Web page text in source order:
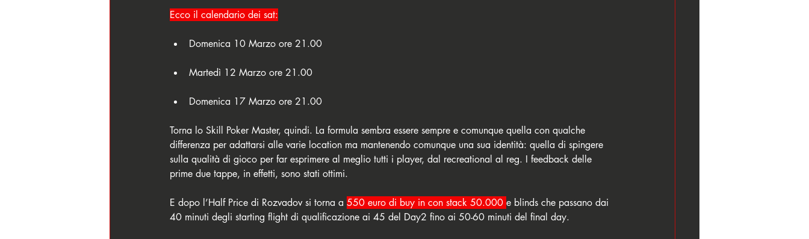
Ecco il calendario dei sat:
Domenica 10 Marzo ore 21.00
Martedì 12 Marzo ore 21.00
Domenica 17 Marzo ore 21.00
Torna lo Skill Poker Master, quindi. La formula sembra essere sempre e comunque quella con qualche
differenza per adattarsi alle varie location ma mantenendo comunque una sua identità: quella di spingere
sulla qualità di gioco per far esprimere al meglio tutti i player, dal recreational al reg. I feedback delle
prime due tappe, in effetti, sono stati ottimi.
E dopo l’Half Price di Rozvadov si torna a 550 euro di buy in con stack 50.000 e blinds che passano dai
40 minuti degli starting flight di qualificazione ai 45 del Day2 fino ai 50-60 minuti del final day.